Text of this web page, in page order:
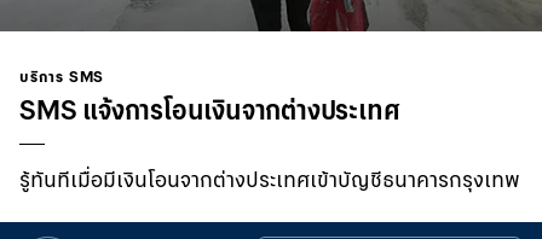
นักลงทุนสัมพันธ์
เกี่ยวกับธนาคารกรุงเทพ
華人事務
บริการ SMS
SMS แจ้งการโอนเงินจากต่างประเทศ
รู้ทันทีเมื่อมีเงินโอนจากต่างประเทศเข้าบัญชีธนาคารกรุงเทพ